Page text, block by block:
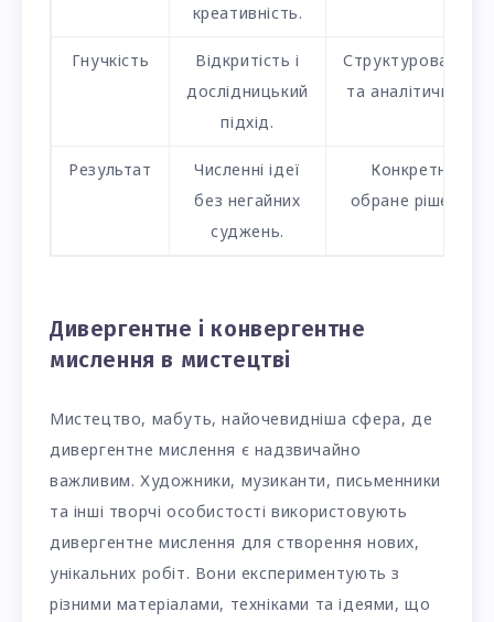
креативність.
Гнучкість
Відкритість і
дослідницький
підхід.
Структурованість
та аналітичність.
Результат
Численні ідеї
без негайних
суджень.
Конкретне,
обране рішення.
Дивергентне і конвергентне
мислення в мистецтві
Мистецтво, мабуть, найочевидніша сфера, де
дивергентне мислення є надзвичайно
важливим. Художники, музиканти, письменники
та інші творчі особистості використовують
дивергентне мислення для створення нових,
унікальних робіт. Вони експериментують з
різними матеріалами, техніками та ідеями, що